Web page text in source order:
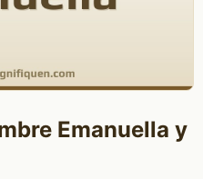
Emanuella y